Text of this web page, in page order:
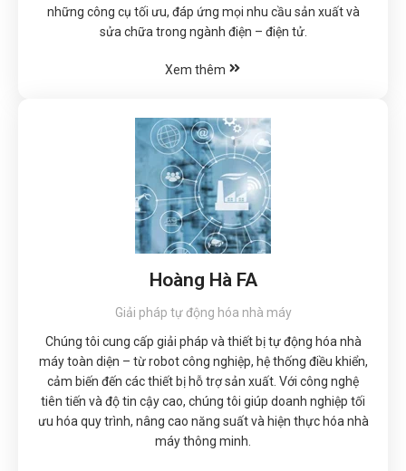
những công cụ tối ưu, đáp ứng mọi nhu cầu sản xuất và
sửa chữa trong ngành điện – điện tử.
Xem thêm
Hoàng Hà FA
Giải pháp tự động hóa nhà máy
Chúng tôi cung cấp giải pháp và thiết bị tự động hóa nhà
máy toàn diện – từ robot công nghiệp, hệ thống điều khiển,
cảm biến đến các thiết bị hỗ trợ sản xuất. Với công nghệ
tiên tiến và độ tin cậy cao, chúng tôi giúp doanh nghiệp tối
ưu hóa quy trình, nâng cao năng suất và hiện thực hóa nhà
máy thông minh.